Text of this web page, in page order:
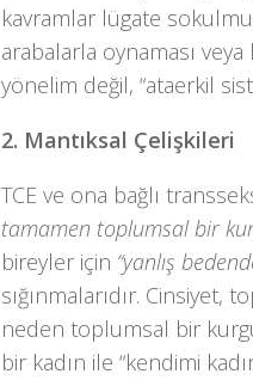
kavramlar lügate
arabalarla oynaması
yönelim değil, “ataerkil
2. Mantıksal Çelişkileri
TCE ve ona bağlı
tamamen toplumsal bir
bireyler için “yanlış
sığınmalarıdır. Cinsiyet,
neden toplumsal bir
bir kadın ile “kendimi